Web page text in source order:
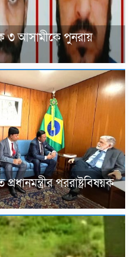
৩ আসামীকে পুনরায়
পররাষ্ট্রবিষয়ক